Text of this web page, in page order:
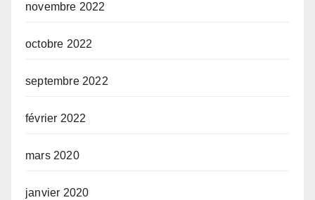
novembre 2022
octobre 2022
septembre 2022
février 2022
mars 2020
janvier 2020